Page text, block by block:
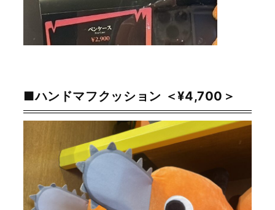
■ハンドマフクッション ＜¥4,700＞